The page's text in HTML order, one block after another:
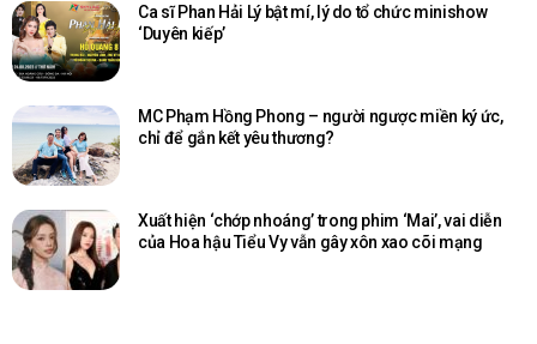
Ca sĩ Phan Hải Lý bật mí, lý do tổ chức minishow
‘Duyên kiếp’
MC Phạm Hồng Phong – người ngược miền ký ức,
chỉ để gắn kết yêu thương?
Xuất hiện ‘chớp nhoáng’ trong phim ‘Mai’, vai diễn
của Hoa hậu Tiểu Vy vẫn gây xôn xao cõi mạng